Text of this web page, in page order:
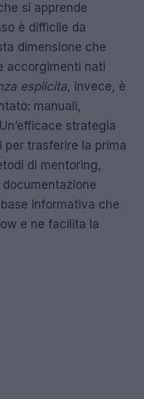
si apprende
è difficile da
dimensione che
accorgimenti nati
esplicita, invece, è
manuali,
strategia
per trasferire la prima
di mentoring,
informativa che
e ne facilita la